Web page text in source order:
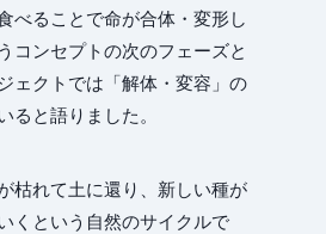
べることで命が合体・変形し
コンセプトの次のフェーズと
ェクトでは「解体・変容」の
ると語りました。
枯れて土に還り、新しい種が
くという自然のサイクルで